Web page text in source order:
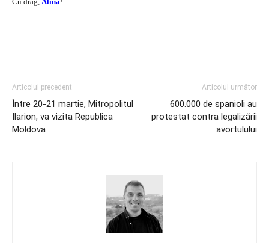
Articolul precedent
Între 20-21 martie, Mitropolitul
Ilarion, va vizita Republica
Moldova
Articolul următor
600.000 de spanioli au
protestat contra legalizării
avortulului